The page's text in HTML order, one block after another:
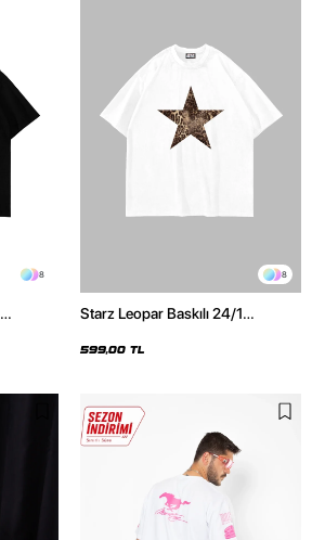
8 8
Starz Leopar Baskılı 24/1
599,00 TL